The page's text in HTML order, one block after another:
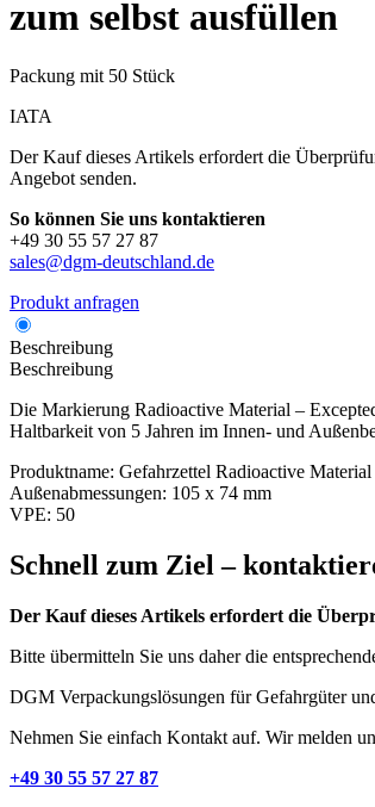
zum selbst ausfüllen
Packung mit 50 Stück
IATA
Der Kauf dieses Artikels erfordert die
Angebot senden.
So können Sie uns kontaktieren
+49 30 55 57 27 87
sales@dgm-deutschland.de
Produkt anfragen
Beschreibung
Beschreibung
Die Markierung Radioactive Material –
Haltbarkeit von 5 Jahren im Innen- und
Produktname: Gefahrzettel Radioactive
Außenabmessungen: 105 x 74 mm
VPE: 50
Schnell zum Ziel –
Der Kauf dieses Artikels erfordert die
Bitte übermitteln Sie uns daher die
DGM Verpackungslösungen für Gefahrgüter
Nehmen Sie einfach Kontakt auf. Wir melden
+49 30 55 57 27 87